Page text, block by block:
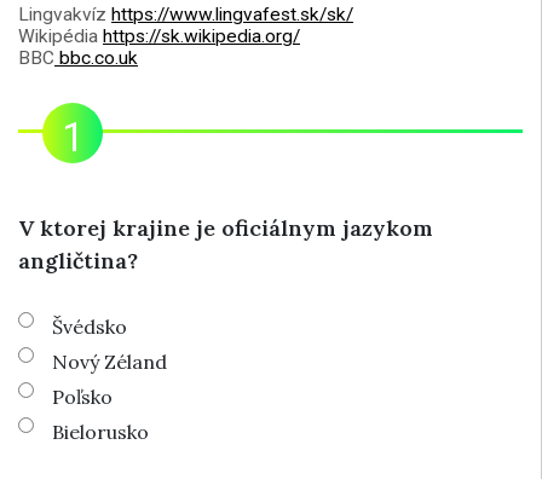
Lingvakvíz https://www.lingvafest.sk/sk/
Wikipédia https://sk.wikipedia.org/
BBC bbc.co.uk
V ktorej krajine je oficiálnym jazykom
angličtina?
Švédsko
Nový Zéland
Poľsko
Bielorusko